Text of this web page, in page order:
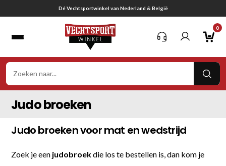
naar
Dé Vechtsportwinkel van Nederland & België
0
Judo broeken
Judo broeken voor mat en wedstrijd
Zoek je een judobroekdie los te bestellen is, dan kom je